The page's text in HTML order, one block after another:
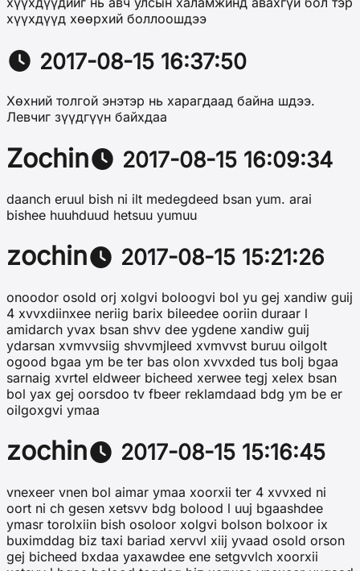
хүүхдүүд хөөрхий боллоошдээ
2017-08-15 16:37:50
Хөхний толгой энэтэр нь харагдаад байна шдээ.
Левчиг зүүдгүүн байхдаа
Zochin 2017-08-15 16:09:34
daanch eruul bish ni ilt medegdeed bsan yum. arai
bishee huuhduud hetsuu yumuu
zochin 2017-08-15 15:21:26
onoodor osold orj xolgvi boloogvi bol yu gej xandiw guij
4 xvvxdiinxee neriig barix bileedee ooriin duraar l
amidarch yvax bsan shvv dee ygdene xandiw guij
ydarsan xvmvvsiig shvvmjleed xvmvvst buruu oilgolt
ogood bgaa ym be ter bas olon xvvxded tus bolj bgaa
sarnaig xvrtel eldweer bicheed xerwee tegj xelex bsan
bol yax gej oorsdoo tv fbeer reklamdaad bdg ym be er
oilgoxgvi ymaa
zochin 2017-08-15 15:16:45
vnexeer vnen bol aimar ymaa xoorxii ter 4 xvvxed ni
oort ni ch gesen xetsvv bdg bolood l uuj bgaashdee
ymasr torolxiin bish osoloor xolgvi bolson bolxoor ix
buximddag biz taxi bariad xervvl xiij yvaad osold orson
gej bicheed bxdaa yaxawdee ene setgvvlch xoorxii